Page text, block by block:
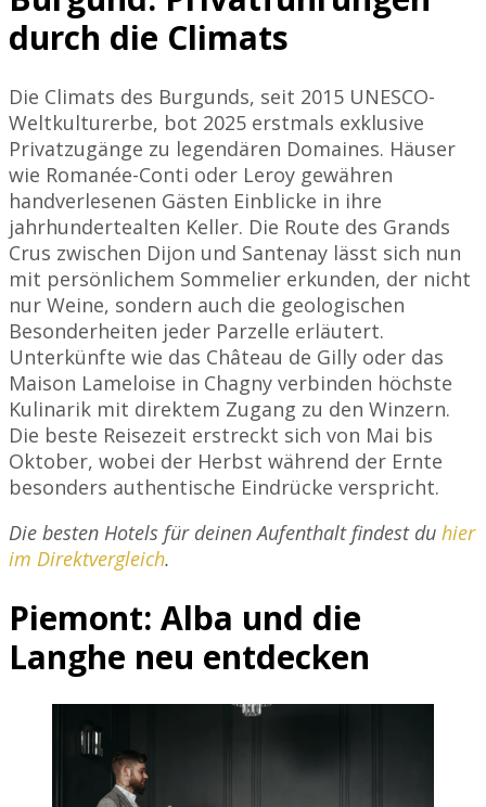
durch die Climats
Die Climats des Burgunds, seit 2015 UNESCO-
Weltkulturerbe, bot 2025 erstmals exklusive
Privatzugänge zu legendären Domaines. Häuser
wie Romanée-Conti oder Leroy gewähren
handverlesenen Gästen Einblicke in ihre
jahrhundertealten Keller. Die Route des Grands
Crus zwischen Dijon und Santenay lässt sich nun
mit persönlichem Sommelier erkunden, der nicht
nur Weine, sondern auch die geologischen
Besonderheiten jeder Parzelle erläutert.
Unterkünfte wie das Château de Gilly oder das
Maison Lameloise in Chagny verbinden höchste
Kulinarik mit direktem Zugang zu den Winzern.
Die beste Reisezeit erstreckt sich von Mai bis
Oktober, wobei der Herbst während der Ernte
besonders authentische Eindrücke verspricht.
Die besten Hotels für deinen Aufenthalt findest du hier
im Direktvergleich.
Piemont: Alba und die
Langhe neu entdecken